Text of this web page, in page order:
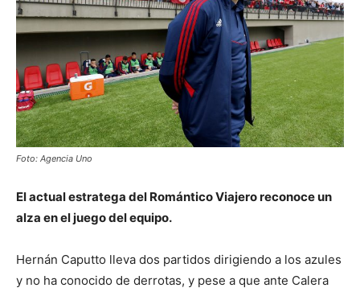
Foto: Agencia Uno
El actual estratega del Romántico Viajero reconoce un
alza en el juego del equipo.
Hernán Caputto lleva dos partidos dirigiendo a los azules
y no ha conocido de derrotas, y pese a que ante Calera